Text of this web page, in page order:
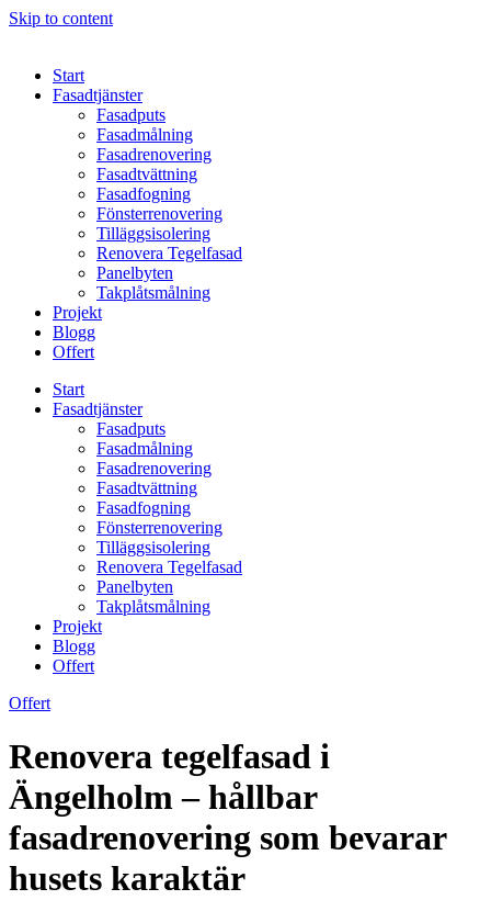
Skip to content
Start
Fasadtjänster
Fasadputs
Fasadmålning
Fasadrenovering
Fasadtvättning
Fasadfogning
Fönsterrenovering
Tilläggsisolering
Renovera Tegelfasad
Panelbyten
Takplåtsmålning
Projekt
Blogg
Offert
Start
Fasadtjänster
Fasadputs
Fasadmålning
Fasadrenovering
Fasadtvättning
Fasadfogning
Fönsterrenovering
Tilläggsisolering
Renovera Tegelfasad
Panelbyten
Takplåtsmålning
Projekt
Blogg
Offert
Offert
Renovera tegelfasad i
Ängelholm – hållbar
fasadrenovering som bevarar
husets karaktär